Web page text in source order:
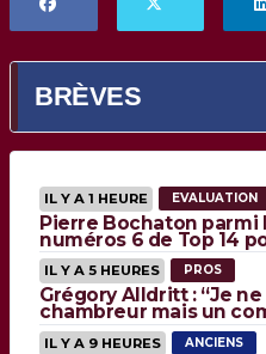
BRÈVES
IL Y A 1 HEURE EVALUATION
Pierre Bochaton parmi
numéros 6 de Top 14
IL Y A 5 HEURES PROS
Grégory Alldritt : “Je
chambreur mais un
IL Y A 9 HEURES ANCIENS